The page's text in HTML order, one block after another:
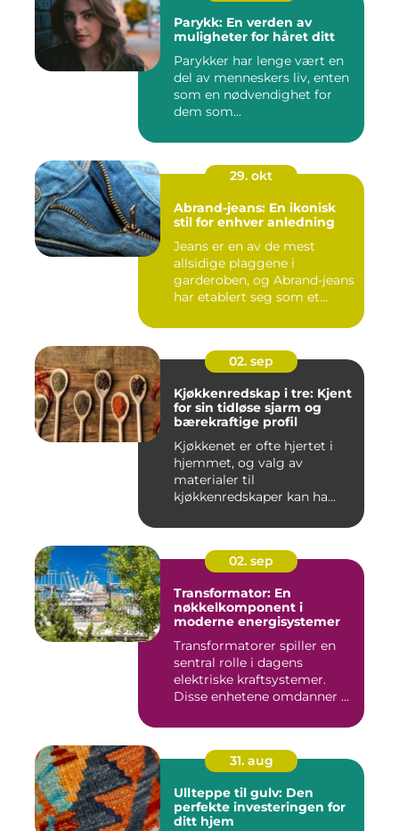
Parykk: En verden av
muligheter for håret ditt
Parykker har lenge vært en
del av menneskers liv, enten
som en nødvendighet for
dem som...
29. okt
Abrand-jeans: En ikonisk
stil for enhver anledning
Jeans er en av de mest
allsidige plaggene i
garderoben, og Abrand-jeans
har etablert seg som et
02. sep
Kjøkkenredskap i tre: Kjent
for sin tidløse sjarm og
bærekraftige profil
Kjøkkenet er ofte hjertet i
hjemmet, og valg av
materialer til
kjøkkenredskaper kan ha...
02. sep
Transformator: En
nøkkelkomponent i
moderne energisystemer
Transformatorer spiller en
sentral rolle i dagens
elektriske kraftsystemer.
Disse enhetene omdanner ...
31. aug
Ullteppe til gulv: Den
perfekte investeringen for
ditt hjem